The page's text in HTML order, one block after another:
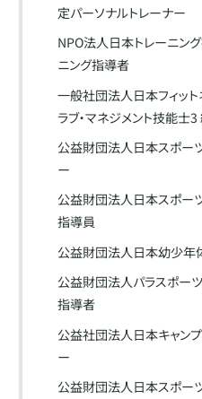
定パーソナルトレーナー
NPO法人日本トレーニン
ニング指導者
一般社団法人日本フィッ
ラブ・マネジメント技能士3
公益財団法人日本スポー
ー
公益財団法人日本スポー
指導員
公益財団法人日本幼少
公益財団法人パラスポー
指導者
公益社団法人日本キャン
ー
公益財団法人日本スポー